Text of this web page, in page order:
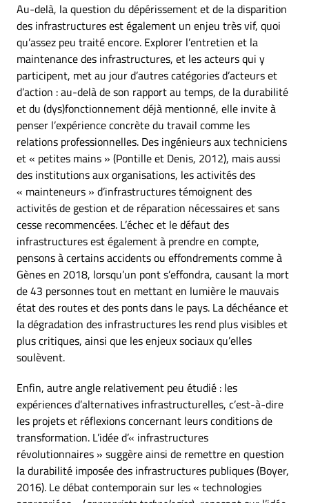
Au-delà, la question du dépérissement et de la disparition
des infrastructures est également un enjeu très vif, quoi
qu’assez peu traité encore. Explorer l’entretien et la
maintenance des infrastructures, et les acteurs qui y
participent, met au jour d’autres catégories d’acteurs et
d’action : au-delà de son rapport au temps, de la durabilité
et du (dys)fonctionnement déjà mentionné, elle invite à
penser l’expérience concrète du travail comme les
relations professionnelles. Des ingénieurs aux techniciens
et « petites mains » (Pontille et Denis, 2012), mais aussi
des institutions aux organisations, les activités des
« mainteneurs » d’infrastructures témoignent des
activités de gestion et de réparation nécessaires et sans
cesse recommencées. L’échec et le défaut des
infrastructures est également à prendre en compte,
pensons à certains accidents ou effondrements comme à
Gènes en 2018, lorsqu’un pont s’effondra, causant la mort
de 43 personnes tout en mettant en lumière le mauvais
état des routes et des ponts dans le pays. La déchéance et
la dégradation des infrastructures les rend plus visibles et
plus critiques, ainsi que les enjeux sociaux qu’elles
soulèvent.
Enfin, autre angle relativement peu étudié : les
expériences d’alternatives infrastructurelles, c’est-à-dire
les projets et réflexions concernant leurs conditions de
transformation. L’idée d’« infrastructures
révolutionnaires » suggère ainsi de remettre en question
la durabilité imposée des infrastructures publiques (Boyer,
2016). Le débat contemporain sur les « technologies